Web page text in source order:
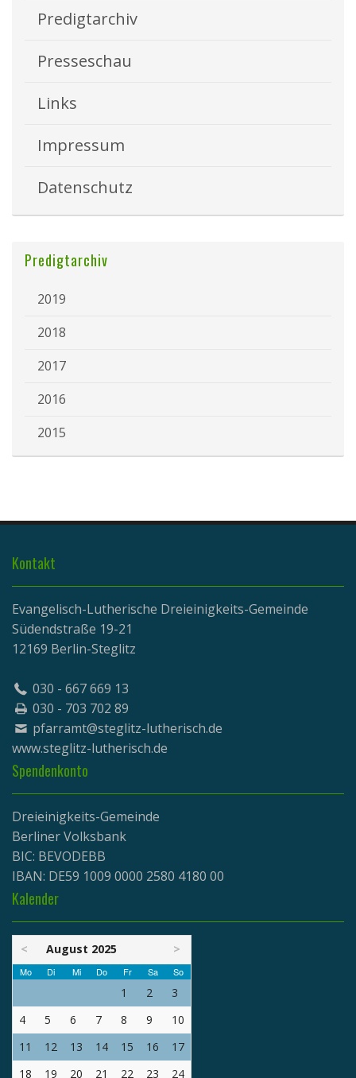
Predigtarchiv
Presseschau
Links
Impressum
Datenschutz
Predigtarchiv
2019
2018
2017
2016
2015
Kontakt
Evangelisch-Lutherische Dreieinigkeits-Gemeinde
Südendstraße 19-21
12169 Berlin-Steglitz
030 - 667 669 13
030 - 703 702 89
pfarramt@steglitz-lutherisch.de
www.steglitz-lutherisch.de
Spendenkonto
Dreieinigkeits-Gemeinde
Berliner Volksbank
BIC: BEVODEBB
IBAN: DE59 1009 0000 2580 4180 00
Kalender
< August 2025 >
Mo Di Mi Do Fr Sa So
1 2
3
4
5 6 7 8 9
10
11
12 13 14 15 16
17
18
19 20 21 22 23 24